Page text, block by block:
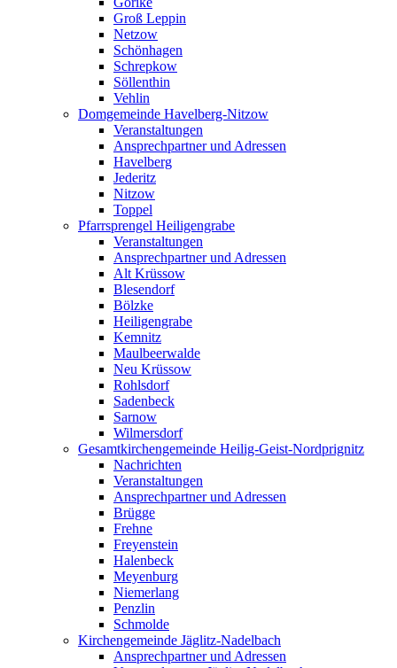
Groß Leppin
Netzow
Schönhagen
Schrepkow
Söllenthin
Vehlin
Domgemeinde Havelberg-Nitzow
Veranstaltungen
Ansprechpartner und Adressen
Havelberg
Jederitz
Nitzow
Toppel
Pfarrsprengel Heiligengrabe
Veranstaltungen
Ansprechpartner und Adressen
Alt Krüssow
Blesendorf
Bölzke
Heiligengrabe
Kemnitz
Maulbeerwalde
Neu Krüssow
Rohlsdorf
Sadenbeck
Sarnow
Wilmersdorf
Gesamtkirchengemeinde Heilig-Geist-Nordprignitz
Nachrichten
Veranstaltungen
Ansprechpartner und Adressen
Brügge
Frehne
Freyenstein
Halenbeck
Meyenburg
Niemerlang
Penzlin
Schmolde
Kirchengemeinde Jäglitz-Nadelbach
Ansprechpartner und Adressen